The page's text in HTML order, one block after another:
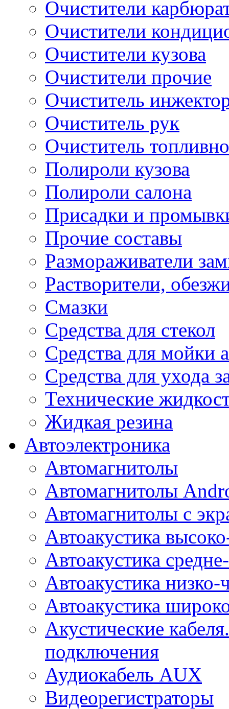
Очистители
Очистители
Очистители кузова
Очистители прочие
Очиститель
Очиститель рук
Очиститель
Полироли кузова
Полироли салона
Присадки и
Прочие составы
Размораживатели
Растворители,
Смазки
Средства для стекол
Средства для мойки
Средства для ухода
Технические
Жидкая резина
Автоэлектроника
Автомагнитолы
Автомагнитолы
Автомагнитолы с
Автоакустика
Автоакустика
Автоакустика низко-
Автоакустика
Акустические
подключения
Аудиокабель AUX
Видеорегистраторы